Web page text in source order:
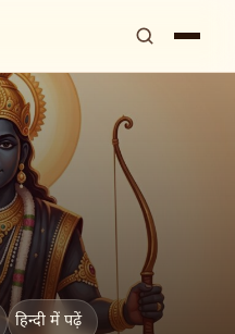
हिन्दी में पढ़ें